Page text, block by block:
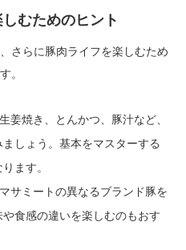
むためのヒント
さらに豚肉ライフを楽しむため
。
姜焼き、とんかつ、豚汁など、
しょう。基本をマスターする
ます。
サミートの異なるブランド豚を
食感の違いを楽しむのもおす